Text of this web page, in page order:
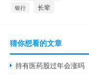
银行 长辈
猜你想看的文章
持有医药股过年会涨吗